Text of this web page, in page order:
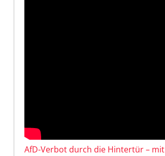
AfD-Verbot durch die Hintertür – mit